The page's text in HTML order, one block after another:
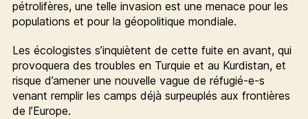
pétrolifères, une telle invasion est une menace pour les
populations et pour la géopolitique mondiale.
Les écologistes s’inquiètent de cette fuite en avant, qui
provoquera des troubles en Turquie et au Kurdistan, et
risque d’amener une nouvelle vague de réfugié-e-s
venant remplir les camps déjà surpeuplés aux frontières
de l’Europe.